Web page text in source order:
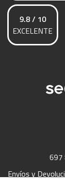
9.8 / 10
EXCELENTE
697
Envíos y